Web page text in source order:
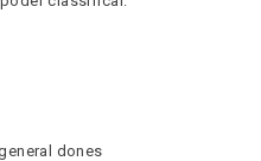
dones